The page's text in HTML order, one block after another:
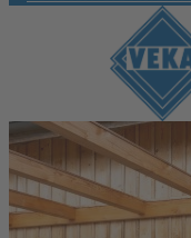
Login